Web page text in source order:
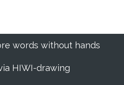
words without hands
HIWI-drawing